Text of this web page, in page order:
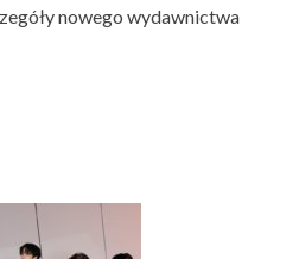
nowego wydawnictwa